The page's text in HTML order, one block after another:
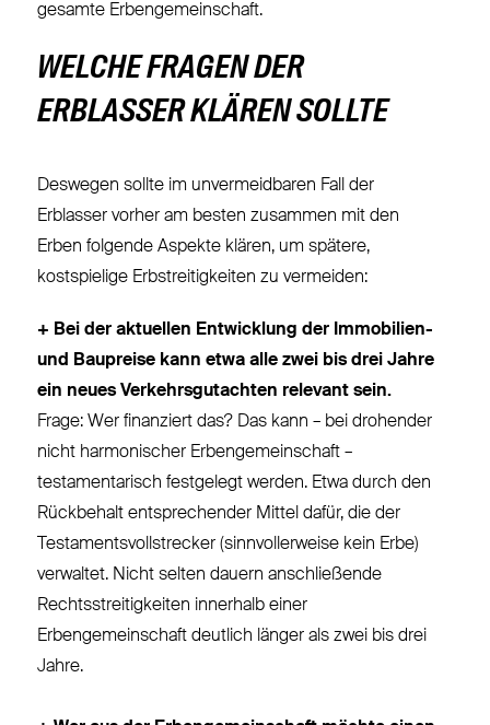
gesamte Erbengemeinschaft.
WELCHE FRAGEN DER
ERBLASSER KLÄREN SOLLTE
Deswegen sollte im unvermeidbaren Fall der
Erblasser vorher am besten zusammen mit den
Erben folgende Aspekte klären, um spätere,
kostspielige Erbstreitigkeiten zu vermeiden:
+ Bei der aktuellen Entwicklung der Immobilien-
und Baupreise kann etwa alle zwei bis drei Jahre
ein neues Verkehrsgutachten relevant sein.
Frage: Wer finanziert das? Das kann – bei drohender
nicht harmonischer Erbengemeinschaft –
testamentarisch festgelegt werden. Etwa durch den
Rückbehalt entsprechender Mittel dafür, die der
Testamentsvollstrecker (sinnvollerweise kein Erbe)
verwaltet. Nicht selten dauern anschließende
Rechtsstreitigkeiten innerhalb einer
Erbengemeinschaft deutlich länger als zwei bis drei
Jahre.